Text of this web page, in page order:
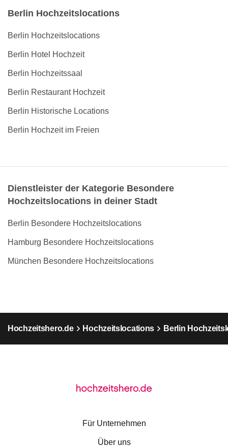
Berlin Hochzeitslocations
Berlin Hochzeitslocations
Berlin Hotel Hochzeit
Berlin Hochzeitssaal
Berlin Restaurant Hochzeit
Berlin Historische Locations
Berlin Hochzeit im Freien
Dienstleister der Kategorie Besondere
Hochzeitslocations in deiner Stadt
Berlin Besondere Hochzeitslocations
Hamburg Besondere Hochzeitslocations
München Besondere Hochzeitslocations
Hochzeitshero.de Hochzeitslocations Berlin
Für Unternehmen
Über uns